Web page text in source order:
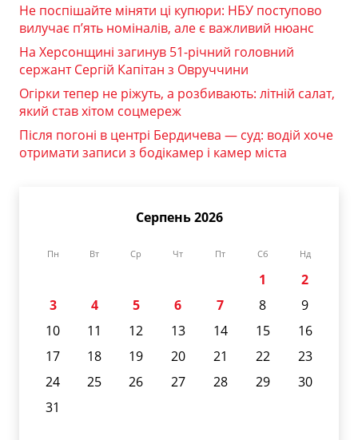
Не поспішайте міняти ці купюри: НБУ поступово
вилучає п’ять номіналів, але є важливий нюанс
На Херсонщині загинув 51-річний головний
сержант Сергій Капітан з Овруччини
Огірки тепер не ріжуть, а розбивають: літній салат,
який став хітом соцмереж
Після погоні в центрі Бердичева — суд: водій хоче
отримати записи з бодікамер і камер міста
Серпень 2026
Пн Вт Ср Чт Пт Сб Нд
1
2
3
4 5 6 7 8
9
10
11 12 13 14 15
16
17
18 19 20 21 22
23
24
25 26 27 28 29
30
31